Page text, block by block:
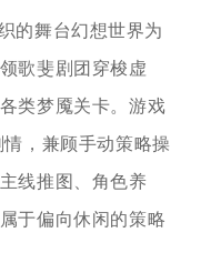
的舞台幻想世界为
歌斐剧团穿梭虚
类梦魇关卡。游戏
，兼顾手动策略操
线推图、角色养
于偏向休闲的策略